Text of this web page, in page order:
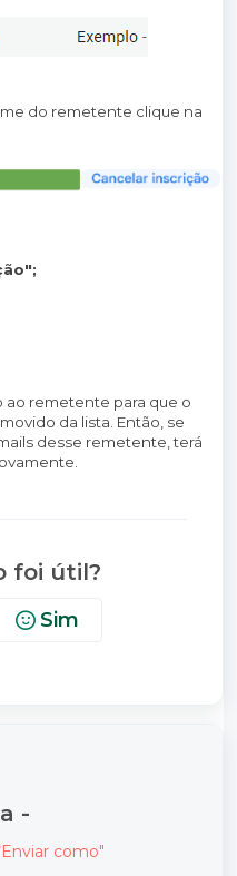
do remetente clique na
ao remetente para que o
da lista. Então, se
desse remetente, terá
foi útil?
Sim
-
como"